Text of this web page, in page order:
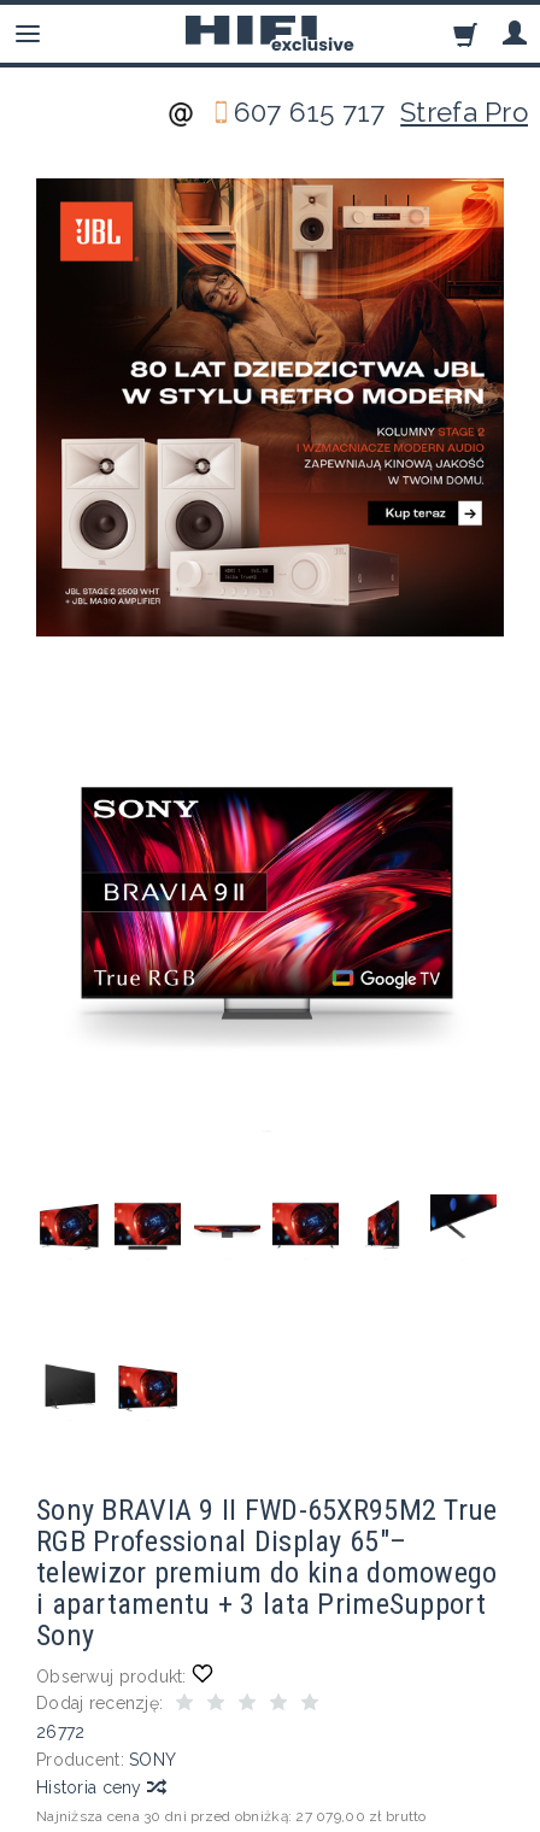
607 615 717Strefa Pro
Sony BRAVIA 9 II FWD-65XR95M2 True
RGB Professional Display 65"–
telewizor premium do kina domowego
i apartamentu + 3 lata PrimeSupport
Sony
Obserwuj produkt:
Dodaj recenzję:
26772
Producent: SONY
Historia ceny
Najniższa cena 30 dni przed obniżką: 27 079,00 zł brutto